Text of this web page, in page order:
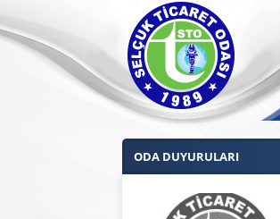
ODA DUYURULARI